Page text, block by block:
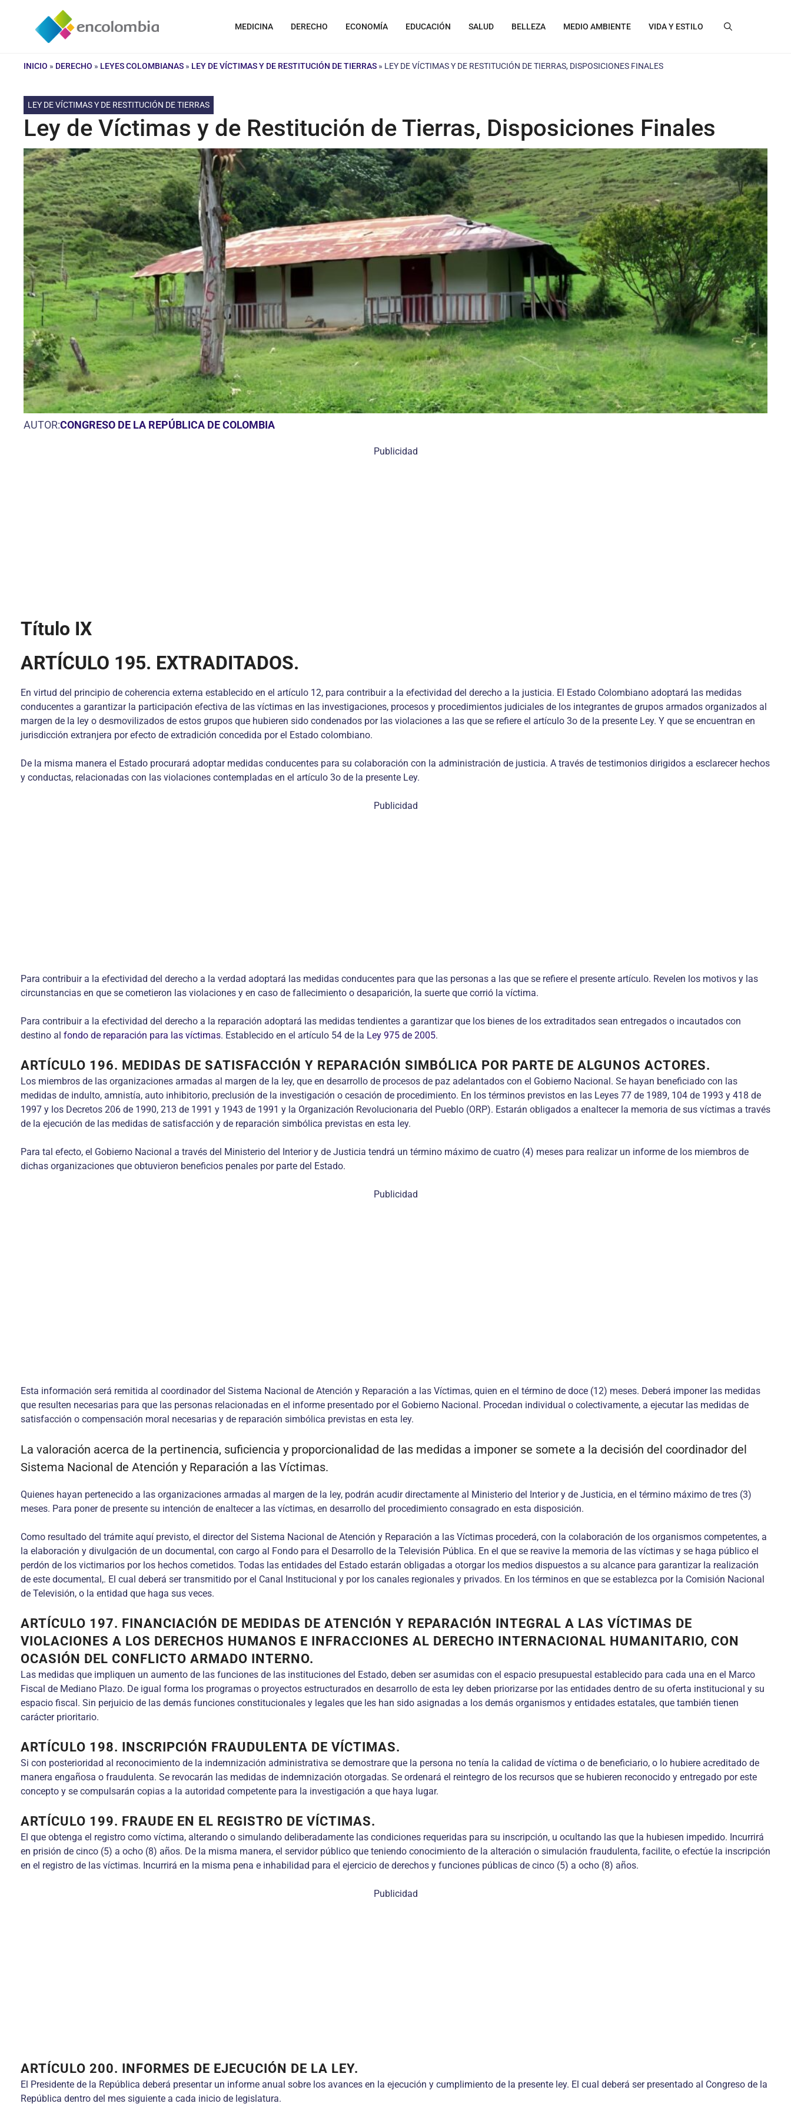
contenido
MEDICINA DERECHO ECONOMÍA EDUCACIÓN SALUD BELLEZA MEDIO AMBIENTE VIDA Y ESTILO
INICIO » DERECHO » LEYES COLOMBIANAS » LEY DE VÍCTIMAS Y DE RESTITUCIÓN DE TIERRAS » LEY DE VÍCTIMAS Y DE RESTITUCIÓN DE TIERRAS, DISPOSICIONES FINALES
LEY DE VÍCTIMAS Y DE RESTITUCIÓN DE TIERRAS
Ley de Víctimas y de Restitución de Tierras, Disposiciones Finales
AUTOR:CONGRESO DE LA REPÚBLICA DE COLOMBIA
Publicidad
Título IX
ARTÍCULO 195. EXTRADITADOS.
En virtud del principio de coherencia externa establecido en el artículo 12, para contribuir a la efectividad del derecho a la justicia. El Estado Colombiano adoptará las medidas
conducentes a garantizar la participación efectiva de las víctimas en las investigaciones, procesos y procedimientos judiciales de los integrantes de grupos armados organizados al
margen de la ley o desmovilizados de estos grupos que hubieren sido condenados por las violaciones a las que se refiere el artículo 3o de la presente Ley. Y que se encuentran en
jurisdicción extranjera por efecto de extradición concedida por el Estado colombiano.
De la misma manera el Estado procurará adoptar medidas conducentes para su colaboración con la administración de justicia. A través de testimonios dirigidos a esclarecer hechos
y conductas, relacionadas con las violaciones contempladas en el artículo 3o de la presente Ley.
Publicidad
Para contribuir a la efectividad del derecho a la verdad adoptará las medidas conducentes para que las personas a las que se refiere el presente artículo. Revelen los motivos y las
circunstancias en que se cometieron las violaciones y en caso de fallecimiento o desaparición, la suerte que corrió la víctima.
Para contribuir a la efectividad del derecho a la reparación adoptará las medidas tendientes a garantizar que los bienes de los extraditados sean entregados o incautados con
destino al fondo de reparación para las víctimas. Establecido en el artículo 54 de la Ley 975 de 2005.
ARTÍCULO 196. MEDIDAS DE SATISFACCIÓN Y REPARACIÓN SIMBÓLICA POR PARTE DE ALGUNOS ACTORES.
Los miembros de las organizaciones armadas al margen de la ley, que en desarrollo de procesos de paz adelantados con el Gobierno Nacional. Se hayan beneficiado con las
medidas de indulto, amnistía, auto inhibitorio, preclusión de la investigación o cesación de procedimiento. En los términos previstos en las Leyes 77 de 1989, 104 de 1993 y 418 de
1997 y los Decretos 206 de 1990, 213 de 1991 y 1943 de 1991 y la Organización Revolucionaria del Pueblo (ORP). Estarán obligados a enaltecer la memoria de sus víctimas a través
de la ejecución de las medidas de satisfacción y de reparación simbólica previstas en esta ley.
Para tal efecto, el Gobierno Nacional a través del Ministerio del Interior y de Justicia tendrá un término máximo de cuatro (4) meses para realizar un informe de los miembros de
dichas organizaciones que obtuvieron beneficios penales por parte del Estado.
Publicidad
Esta información será remitida al coordinador del Sistema Nacional de Atención y Reparación a las Víctimas, quien en el término de doce (12) meses. Deberá imponer las medidas
que resulten necesarias para que las personas relacionadas en el informe presentado por el Gobierno Nacional. Procedan individual o colectivamente, a ejecutar las medidas de
satisfacción o compensación moral necesarias y de reparación simbólica previstas en esta ley.
La valoración acerca de la pertinencia, suficiencia y proporcionalidad de las medidas a imponer se somete a la decisión del coordinador del
Sistema Nacional de Atención y Reparación a las Víctimas.
Quienes hayan pertenecido a las organizaciones armadas al margen de la ley, podrán acudir directamente al Ministerio del Interior y de Justicia, en el término máximo de tres (3)
meses. Para poner de presente su intención de enaltecer a las víctimas, en desarrollo del procedimiento consagrado en esta disposición.
Como resultado del trámite aquí previsto, el director del Sistema Nacional de Atención y Reparación a las Víctimas procederá, con la colaboración de los organismos competentes, a
la elaboración y divulgación de un documental, con cargo al Fondo para el Desarrollo de la Televisión Pública. En el que se reavive la memoria de las víctimas y se haga público el
perdón de los victimarios por los hechos cometidos. Todas las entidades del Estado estarán obligadas a otorgar los medios dispuestos a su alcance para garantizar la realización
de este documental,. El cual deberá ser transmitido por el Canal Institucional y por los canales regionales y privados. En los términos en que se establezca por la Comisión Nacional
de Televisión, o la entidad que haga sus veces.
ARTÍCULO 197. FINANCIACIÓN DE MEDIDAS DE ATENCIÓN Y REPARACIÓN INTEGRAL A LAS VÍCTIMAS DE
VIOLACIONES A LOS DERECHOS HUMANOS E INFRACCIONES AL DERECHO INTERNACIONAL HUMANITARIO, CON
OCASIÓN DEL CONFLICTO ARMADO INTERNO.
Las medidas que impliquen un aumento de las funciones de las instituciones del Estado, deben ser asumidas con el espacio presupuestal establecido para cada una en el Marco
Fiscal de Mediano Plazo. De igual forma los programas o proyectos estructurados en desarrollo de esta ley deben priorizarse por las entidades dentro de su oferta institucional y su
espacio fiscal. Sin perjuicio de las demás funciones constitucionales y legales que les han sido asignadas a los demás organismos y entidades estatales, que también tienen
carácter prioritario.
ARTÍCULO 198. INSCRIPCIÓN FRAUDULENTA DE VÍCTIMAS.
Si con posterioridad al reconocimiento de la indemnización administrativa se demostrare que la persona no tenía la calidad de víctima o de beneficiario, o lo hubiere acreditado de
manera engañosa o fraudulenta. Se revocarán las medidas de indemnización otorgadas. Se ordenará el reintegro de los recursos que se hubieren reconocido y entregado por este
concepto y se compulsarán copias a la autoridad competente para la investigación a que haya lugar.
ARTÍCULO 199. FRAUDE EN EL REGISTRO DE VÍCTIMAS.
El que obtenga el registro como víctima, alterando o simulando deliberadamente las condiciones requeridas para su inscripción, u ocultando las que la hubiesen impedido. Incurrirá
en prisión de cinco (5) a ocho (8) años. De la misma manera, el servidor público que teniendo conocimiento de la alteración o simulación fraudulenta, facilite, o efectúe la inscripción
en el registro de las víctimas. Incurrirá en la misma pena e inhabilidad para el ejercicio de derechos y funciones públicas de cinco (5) a ocho (8) años.
Publicidad
ARTÍCULO 200. INFORMES DE EJECUCIÓN DE LA LEY.
El Presidente de la República deberá presentar un informe anual sobre los avances en la ejecución y cumplimiento de la presente ley. El cual deberá ser presentado al Congreso de la
República dentro del mes siguiente a cada inicio de legislatura.